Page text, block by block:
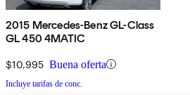
2015 Mercedes-Benz GL-Class
GL 450 4MATIC
$10,995 Buena oferta
Incluye tarifas de conc.